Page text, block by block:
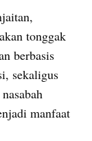
tonggak
berbasis
sekaligus
manfaat